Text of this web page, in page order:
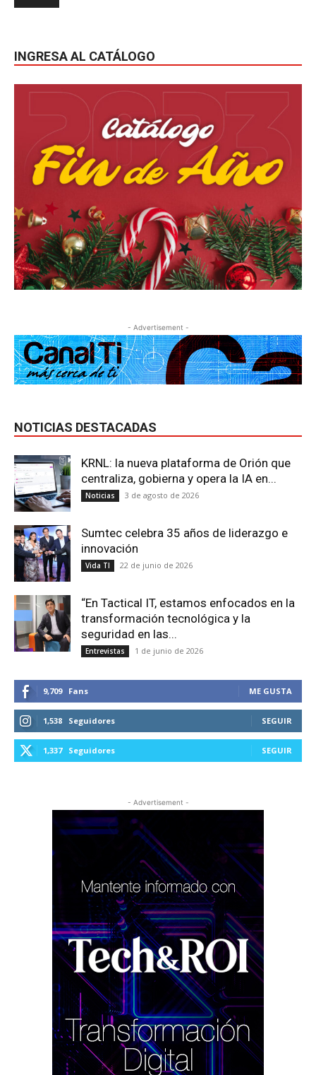
INGRESA AL CATÁLOGO
- Advertisement -
NOTICIAS DESTACADAS
KRNL: la nueva plataforma de Orión que
centraliza, gobierna y opera la IA en...
Noticias 3 de agosto de 2026
Sumtec celebra 35 años de liderazgo e
innovación
Vida TI 22 de junio de 2026
“En Tactical IT, estamos enfocados en la
transformación tecnológica y la
seguridad en las...
Entrevistas 1 de junio de 2026
9,709 Fans ME GUSTA
1,538 Seguidores SEGUIR
1,337 Seguidores SEGUIR
- Advertisement -